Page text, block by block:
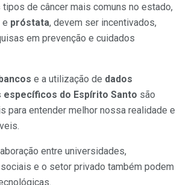
de câncer mais comuns no estado,
e próstata, devem ser incentivados,
em prevenção e cuidados
e a utilização de dados
do Espírito Santo são
para entender melhor nossa realidade e
entre universidades,
e o setor privado também podem